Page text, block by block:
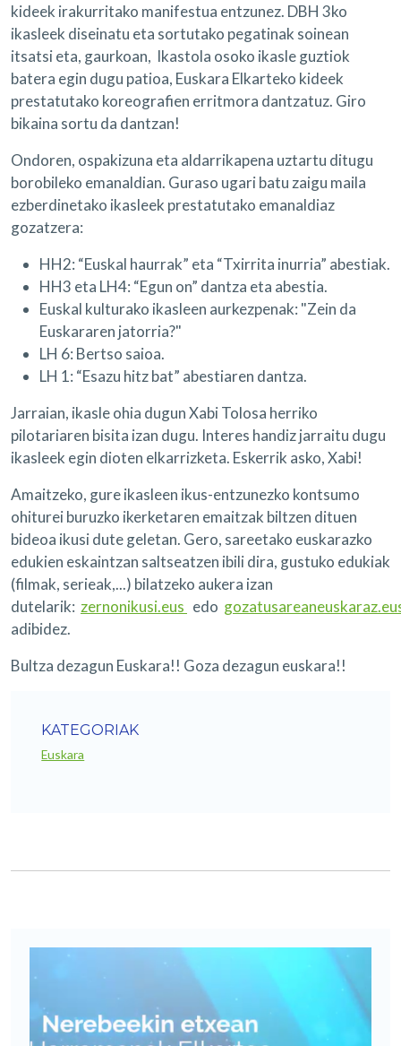
kideek irakurritako manifestua entzunez. DBH 3ko
ikasleek diseinatu eta sortutako pegatinak soinean
itsatsi eta, gaurkoan, Ikastola osoko ikasle guztiok
batera egin dugu patioa, Euskara Elkarteko kideek
prestatutako koreografien erritmora dantzatuz. Giro
bikaina sortu da dantzan!
Ondoren, ospakizuna eta aldarrikapena uztartu ditugu
borobileko emanaldian. Guraso ugari batu zaigu maila
ezberdinetako ikasleek prestatutako emanaldiaz
gozatzera:
HH2: “Euskal haurrak” eta “Txirrita inurria” abestiak.
HH3 eta LH4: “Egun on” dantza eta abestia.
Euskal kulturako ikasleen aurkezpenak: "Zein da
Euskararen jatorria?"
LH 6: Bertso saioa.
LH 1: “Esazu hitz bat” abestiaren dantza.
Jarraian, ikasle ohia dugun Xabi Tolosa herriko
pilotariaren bisita izan dugu. Interes handiz jarraitu dugu
ikasleek egin dioten elkarrizketa. Eskerrik asko, Xabi!
Amaitzeko, gure ikasleen ikus-entzunezko kontsumo
ohiturei buruzko ikerketaren emaitzak biltzen dituen
bideoa ikusi dute geletan. Gero, sareetako euskarazko
edukien eskaintzan saltseatzen ibili dira, gustuko edukiak
(filmak, serieak,...) bilatzeko aukera izan
dutelarik: zernonikusi.eus edo
adibidez.
Bultza dezagun Euskara!! Goza dezagun euskara!!
KATEGORIAK
Euskara